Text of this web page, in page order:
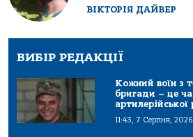
ВІКТОРІЯ ДАЙВЕР
ВИБІР РЕДАКЦІЇ
Кожний воїн з
бригади – це
11:43, 7 Серпня, 2026